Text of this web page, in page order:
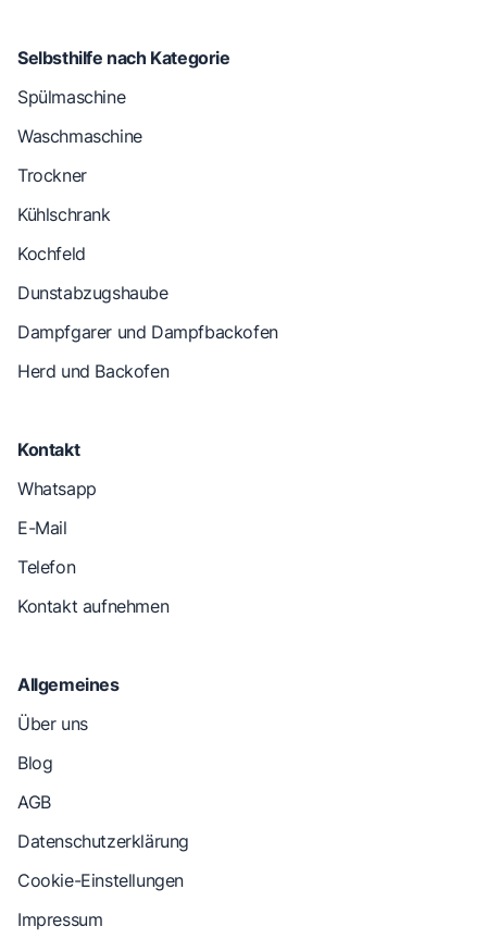
Selbsthilfe nach Kategorie
Spülmaschine
Waschmaschine
Trockner
Kühlschrank
Kochfeld
Dunstabzugshaube
Dampfgarer und Dampfbackofen
Herd und Backofen
Kontakt
Whatsapp
E-Mail
Telefon
Kontakt aufnehmen
Allgemeines
Über uns
Blog
AGB
Datenschutzerklärung
Cookie-Einstellungen
Impressum